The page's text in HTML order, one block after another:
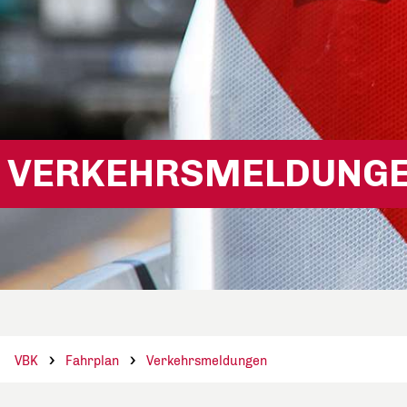
VBK Fahrplan Verkehrsmeldungen